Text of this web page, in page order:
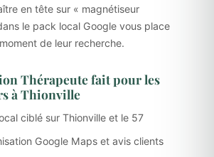
en tête sur « magnétiseur
le pack local Google vous place
de leur recherche.
Thérapeute fait pour les
à Thionville
ciblé sur Thionville et le 57
Google Maps et avis clients